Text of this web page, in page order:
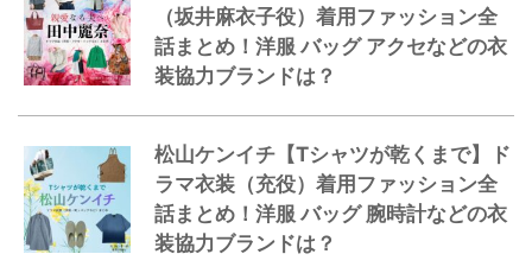
（坂井麻衣子役）着用ファッション全
話まとめ！洋服 バッグ アクセなどの衣
装協力ブランドは？
松山ケンイチ【Tシャツが乾くまで】ド
ラマ衣装（充役）着用ファッション全
話まとめ！洋服 バッグ 腕時計などの衣
装協力ブランドは？